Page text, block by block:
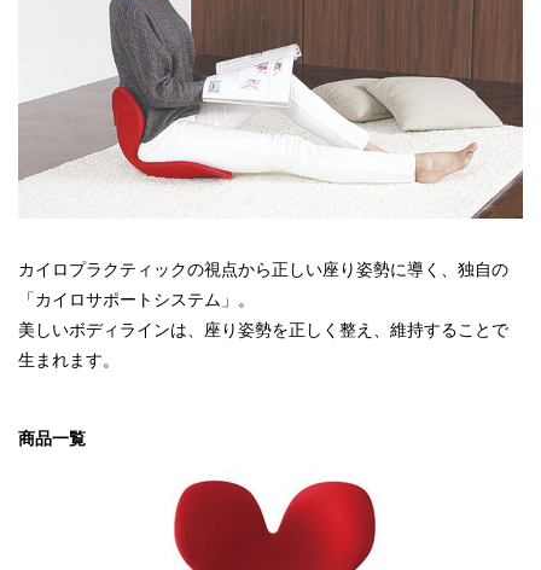
カイロプラクティックの視点から正しい座り姿勢に導く、独自の
「カイロサポートシステム」。
美しいボディラインは、座り姿勢を正しく整え、維持することで
生まれます。
商品一覧